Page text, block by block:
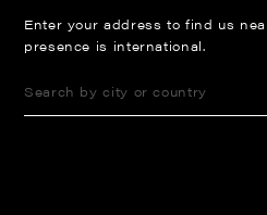
Enter your address to find us
presence is international.